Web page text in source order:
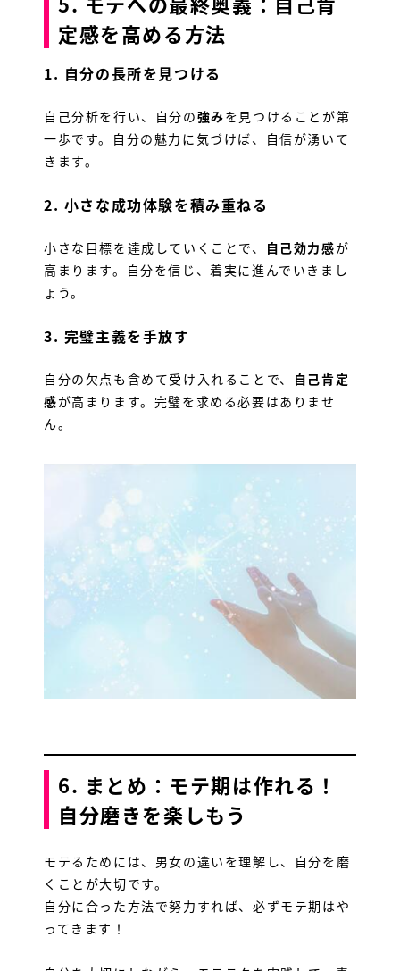
定感を高める方法
1. 自分の長所を見つける
自己分析を行い、自分の強みを見つけることが第
一歩です。自分の魅力に気づけば、自信が湧いて
きます。
2. 小さな成功体験を積み重ねる
小さな目標を達成していくことで、 自己効力感が
高まります。自分を信じ、着実に進んでいきまし
ょう。
3. 完璧主義を手放す
自分の欠点も含めて受け入れることで、
自己肯定
感が高まります。完璧を求める必要はありませ
ん。
6. まとめ：モテ期は作れる！
自分磨きを楽しもう
モテるためには、男女の違いを理解し、自分を磨
くことが大切です。
自分に合った方法で努力すれば、必ずモテ期はや
ってきます！